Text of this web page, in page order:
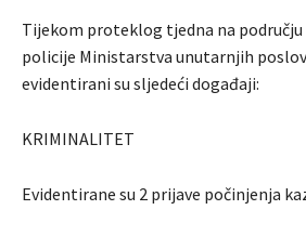
Tijekom proteklog tjedna na
policije Ministarstva unutarnjih
evidentirani su sljedeći događaji:
KRIMINALITET
Evidentirane su 2 prijave počinjenja